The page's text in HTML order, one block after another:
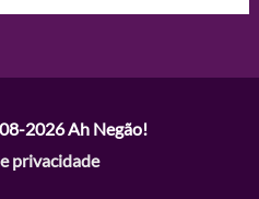
2026Ah Negão!
privacidade